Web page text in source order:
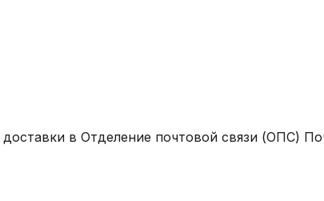
в Отделение почтовой связи (ОПС)